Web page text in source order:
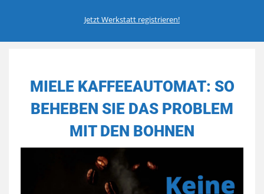
Jetzt Werkstatt registrieren!
MIELE KAFFEEAUTOMAT: SO
BEHEBEN SIE DAS PROBLEM
MIT DEN BOHNEN